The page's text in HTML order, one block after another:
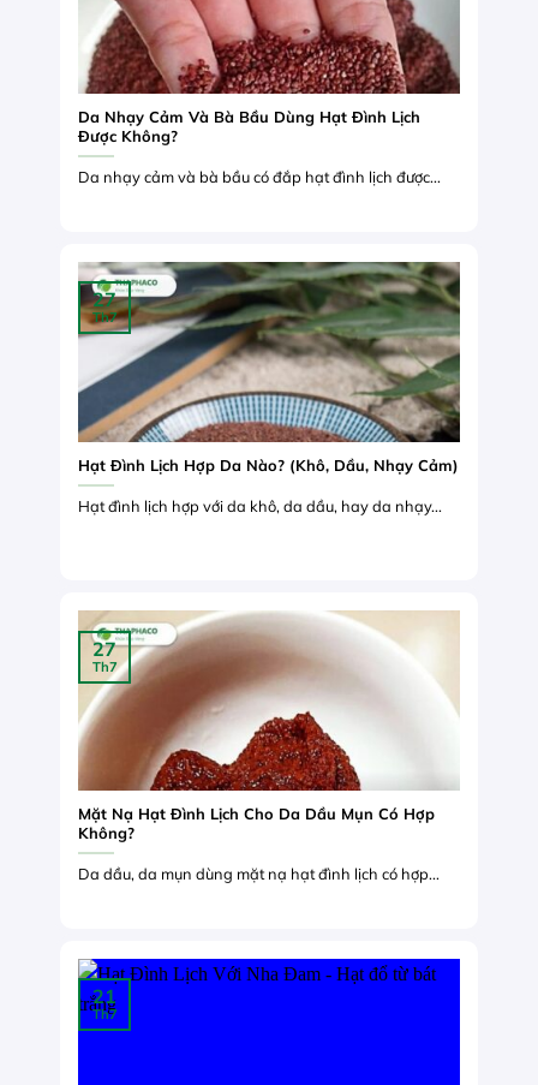
Da Nhạy Cảm Và Bà Bầu Dùng Hạt Đình Lịch
Được Không?
Da nhạy cảm và bà bầu có đắp hạt đình lịch được...
Hạt Đình Lịch Hợp Da Nào? (Khô, Dầu, Nhạy Cảm)
Hạt đình lịch hợp với da khô, da dầu, hay da nhạy...
27
Th7
Mặt Nạ Hạt Đình Lịch Cho Da Dầu Mụn Có Hợp
Không?
Da dầu, da mụn dùng mặt nạ hạt đình lịch có hợp...
27
Th7
21
Th7